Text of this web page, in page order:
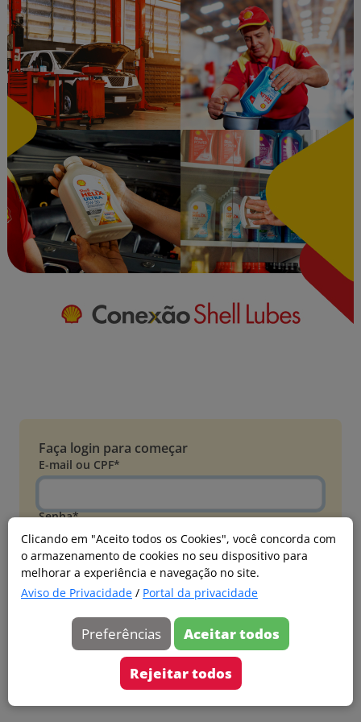
Clicando em "Aceito todos os Cookies", você concorda com
o armazenamento de cookies no seu dispositivo para
melhorar a experiência e navegação no site.
Aviso de Privacidade / Portal da privacidade
Preferências Aceitar todos
Rejeitar todos
Faça login para começar
E-mail ou CPF*
Senha*
Esqueci minha senha
Entrar
Acessar com Microsoft
Ainda não faz parte?
Cadastre-se
Versão 20260805.7